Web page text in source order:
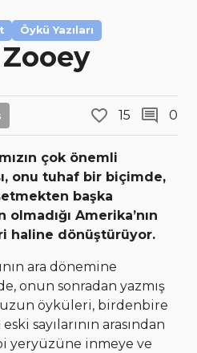
Öykü Yazıları
15 0
çok önemli
onu tuhaf bir biçimde,
başka
Amerika’nın
haline dönüştürüyor.
ara dönemine
onun sonradan yazmış
öyküleri, birdenbire
sayılarının arasından
yeryüzüne inmeye ve